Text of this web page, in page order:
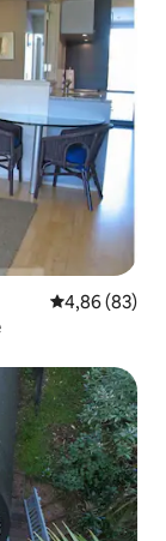
Calificación
4,86 (83)